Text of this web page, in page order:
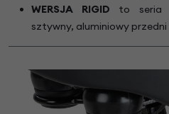
WERSJA RIGID to seria
sztywny, aluminiowy przedni